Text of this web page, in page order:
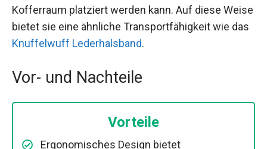
Kofferraum platziert werden kann. Auf diese Weise
bietet sie eine ähnliche Transportfähigkeit wie das
Knuffelwuff Lederhalsband.
Vor- und Nachteile
Vorteile
Ergonomisches Design bietet